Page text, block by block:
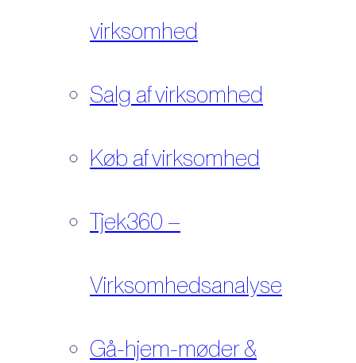
virksomhed
Salg af virksomhed
Køb af virksomhed
Tjek360 –
Virksomhedsanalyse
Gå-hjem-møder &